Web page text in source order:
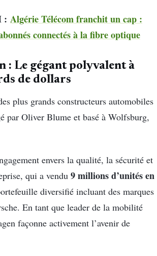
: Algérie Télécom franchit un cap :
connectés à la fibre optique
: Le gégant polyvalent à
de dollars
plus grands constructeurs automobiles
par Oliver Blume et basé à Wolfsburg,
envers la qualité, la sécurité et
qui a vendu 9 millions d’unités en
diversifié incluant des marques
En tant que leader de la mobilité
façonne activement l’avenir de